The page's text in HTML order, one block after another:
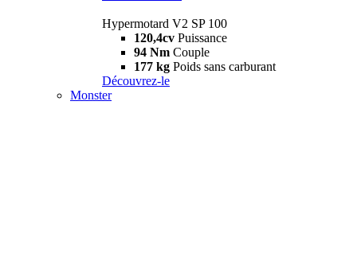
Hypermotard V2 SP 100
120,4cv Puissance
94 Nm Couple
177 kg Poids sans carburant
Découvrez-le
Monster